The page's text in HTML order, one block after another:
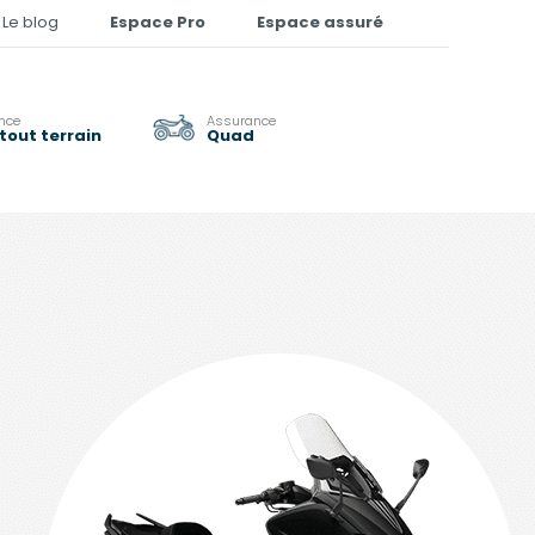
Le blog Espace Pro Espace assuré
terrain
Assurance
Quad